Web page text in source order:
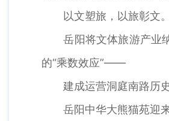
以文塑旅，以旅彰文。
岳阳将文体旅游产业纳
的“乘数效应”——
建成运营洞庭南路历史
岳阳中华大熊猫苑迎来